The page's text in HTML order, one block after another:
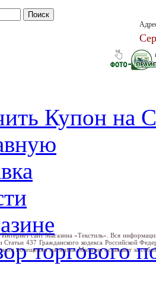
Купон на
торгового
сайт Магазина «Текстиль». Вся
437 Гражданского кодекса Российской
посещении магазина. Магазин оставляет за